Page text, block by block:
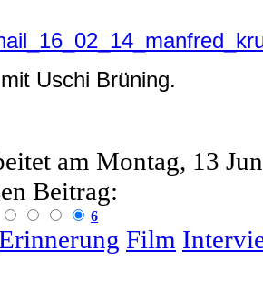
Uschi Brüning.
am Montag, 13
Beitrag:
6
Film